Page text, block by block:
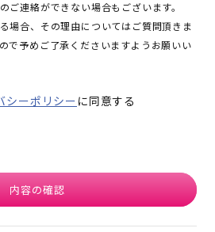
ご連絡ができない場合もございます。
場合、その理由についてはご質問頂きま
で予めご了承くださいますようお願いい
シーポリシー に同意する
内容の確認